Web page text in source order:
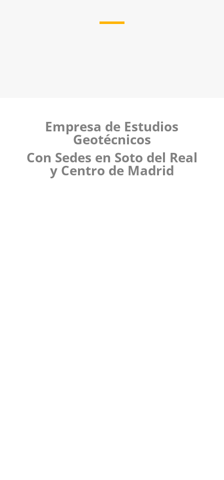
Empresa de Estudios
Geotécnicos
Con Sedes en Soto del Real
y Centro de Madrid